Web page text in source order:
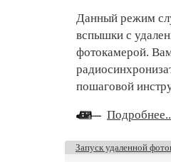
Данный режим
вспышки с
фотокамерой.
пошаговой
Запуск удаленной